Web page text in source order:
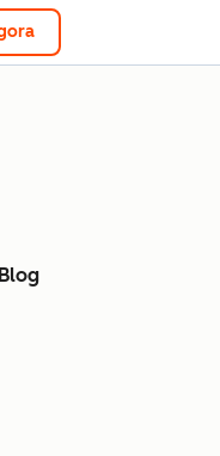
Blog